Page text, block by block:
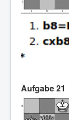
Aufgabe 21